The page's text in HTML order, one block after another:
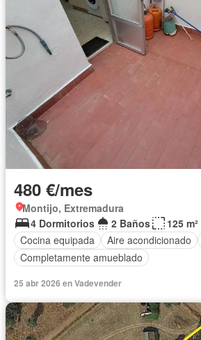
480 €/mes
Montijo, Extremadura
4 Dormitorios
2 Baños
125 m²
Cocina equipada
Aire acondicionado
Completamente amueblado
25 abr 2026 en Vadevender